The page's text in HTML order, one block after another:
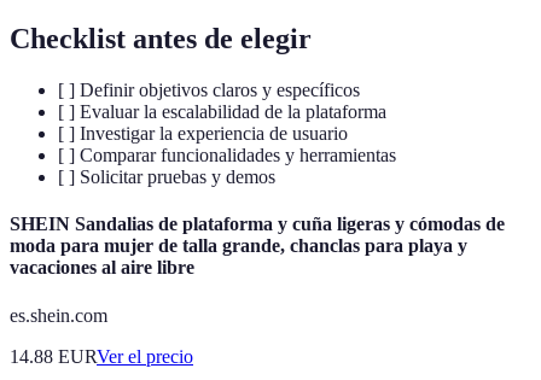
Checklist antes de elegir
[ ] Definir objetivos claros y específicos
[ ] Evaluar la escalabilidad de la plataforma
[ ] Investigar la experiencia de usuario
[ ] Comparar funcionalidades y herramientas
[ ] Solicitar pruebas y demos
SHEIN Sandalias de plataforma y cuña ligeras y cómodas de
moda para mujer de talla grande, chanclas para playa y
vacaciones al aire libre
es.shein.com
14.88 EURVer el precio